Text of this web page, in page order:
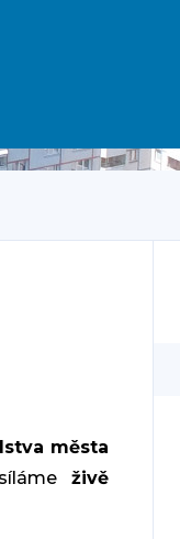
města
živě